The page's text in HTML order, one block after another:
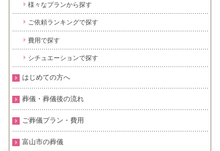
様々なプランから探す
ご依頼ランキングで探す
費用で探す
シチュエーションで探す
はじめての方へ
葬儀・葬儀後の流れ
ご葬儀プラン・費用
富山市の葬儀